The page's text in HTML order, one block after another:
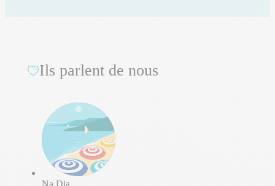
Ils parlent de nous
Na Dia